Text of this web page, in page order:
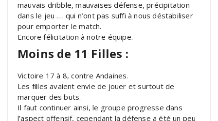
mauvais dribble, mauvaises défense, précipitation
dans le jeu …. qui n’ont pas suffi à nous déstabiliser
pour emporter le match.
Encore félicitation à notre équipe.
Moins de 11 Filles :
Victoire 17 à 8, contre Andaines.
Les filles avaient envie de jouer et surtout de
marquer des buts.
Il faut continuer ainsi, le groupe progresse dans
l’aspect offensif, cependant la défense a été un peu